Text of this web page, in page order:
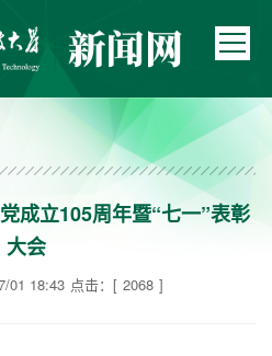
成立105周年暨“七一”表彰
大会
01 18:43 点击：[ 2068 ]